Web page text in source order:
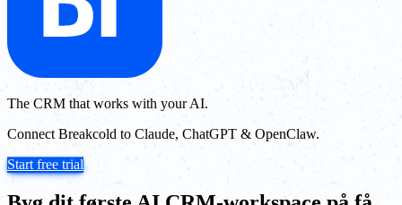
The CRM that works with your AI.
Connect Breakcold to Claude, ChatGPT & OpenClaw.
Start free trial